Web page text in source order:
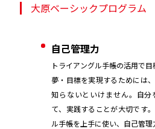
大原ベーシックプログラム
自己管理力
トライアングル手帳の活用で
夢・目標を実現するためには
知らないといけません。自分
て、実践することが大切です
ル手帳を上手に使い、自己管理